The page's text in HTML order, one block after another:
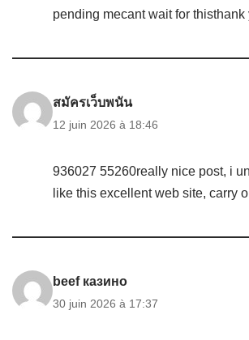
pending mecant wait for thisthank
สมัครเว็บพนัน
12 juin 2026 à 18:46
936027 55260really nice post, i
like this excellent web site, carry
beef казино
30 juin 2026 à 17:37